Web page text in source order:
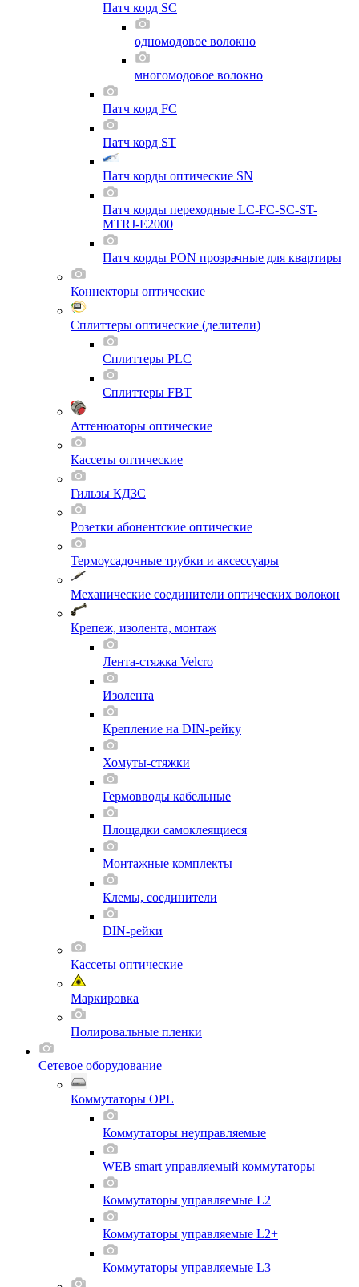
Патч корд SC
одномодовое волокно
многомодовое волокно
Патч корд FC
Патч корд ST
Патч корды оптические SN
Патч корды переходные LC-FC-SC-ST-
MTRJ-E2000
Патч корды PON прозрачные для квартиры
Коннекторы оптические
Сплиттеры оптические (делители)
Сплиттеры PLC
Сплиттеры FBT
Аттенюаторы оптические
Кассеты оптические
Гильзы КДЗС
Розетки абонентские оптические
Термоусадочные трубки и аксессуары
Механические соединители оптических волокон
Крепеж, изолента, монтаж
Лента-стяжка Velcro
Изолента
Крепление на DIN-рейку
Хомуты-стяжки
Гермовводы кабельные
Площадки самоклеящиеся
Монтажные комплекты
Клемы, соединители
DIN-рейки
Кассеты оптические
Маркировка
Полировальные пленки
Сетевое оборудование
Коммутаторы OPL
Коммутаторы неуправляемые
WEB smart управляемый коммутаторы
Коммутаторы управляемые L2
Коммутаторы управляемые L2+
Коммутаторы управляемые L3